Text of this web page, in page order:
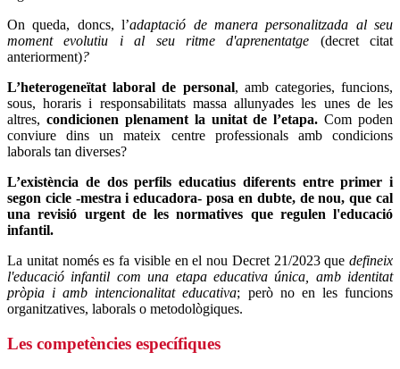
On queda, doncs, l’adaptació de manera personalitzada al seu
moment evolutiu i al seu ritme d'aprenentatge (decret citat
anteriorment)?
L’heterogeneïtat laboral de personal, amb categories, funcions,
sous, horaris i responsabilitats massa allunyades les unes de les
altres, condicionen plenament la unitat de l’etapa.Com poden
conviure dins un mateix centre professionals amb condicions
laborals tan diverses?
L’existència de dos perfils educatius diferents entre primer i
segon cicle -mestra i educadora- posa en dubte, de nou, que cal
una revisió urgent de les normatives que regulen l'educació
infantil.
La unitat només es fa visible en el nou Decret 21/2023 que defineix
l'educació infantil com una etapa educativa única, amb identitat
pròpia i amb intencionalitat educativa; però no en les funcions
organitzatives, laborals o metodològiques.
Les competències específiques